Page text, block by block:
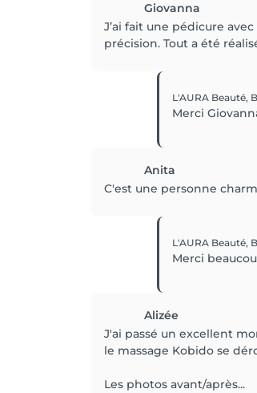
Giovanna
J’ai fait une pédicure
précision. Tout a été
L'AURA Beauté,
Merci
Anita
C'est une personne
L'AURA Beauté,
Merci
Alizée
J'ai passé un excellent
le massage Kobido se
Les photos avant/après...